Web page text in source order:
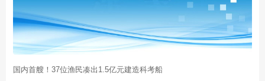
国内首艘！37位渔民凑出1.5亿元建造科考船